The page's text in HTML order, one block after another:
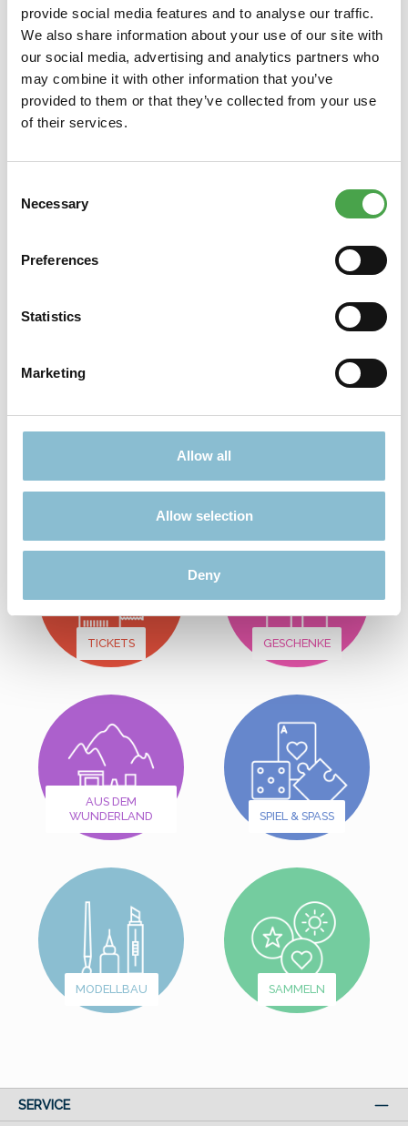
provide social media features and to analyse our traffic.
We also share information about your use of our site with
our social media, advertising and analytics partners who
may combine it with other information that you’ve
provided to them or that they’ve collected from your use
of their services.
Selection
Necessary
Preferences
Statistics
Marketing
Allow all
Allow selection
Deny
Magnet Airport-Express
Preise
Viele weitere Angebote finden Sie hier:
TICKETS GESCHENKE
AUS DEM
WUNDERLAND
SPIEL & SPASS
MODELLBAU SAMMELN
SERVICE